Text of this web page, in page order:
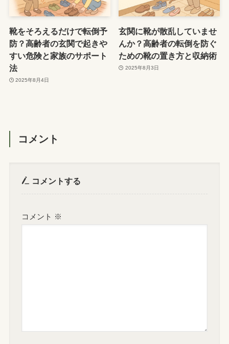
靴をそろえるだけで転倒予
防？高齢者の玄関で起きや
すい危険と家族のサポート
法
2025年8月4日
玄関に靴が散乱していませ
んか？高齢者の転倒を防ぐ
ための靴の置き方と収納術
2025年8月3日
コメント
コメントする
コメント ※